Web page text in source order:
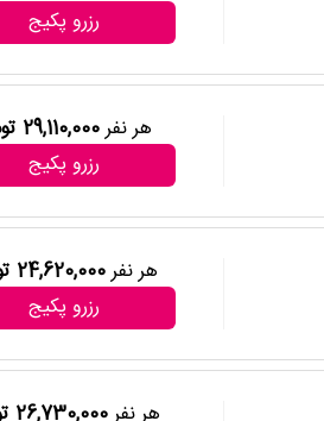
رزرو پکیج
هر نفر29,110,000 تومان
رزرو پکیج
هر نفر24,620,000 تومان
رزرو پکیج
هر نفر26,730,000 تومان